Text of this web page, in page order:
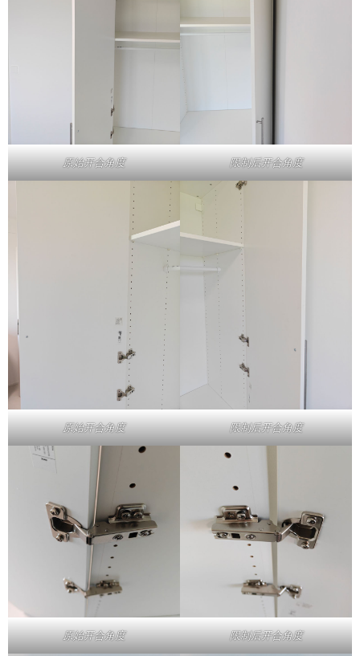
原始开合角度 限制后开合角度
原始开合角度 限制后开合角度
原始开合角度 限制后开合角度